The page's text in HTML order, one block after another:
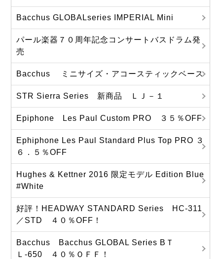
Bacchus GLOBALseries IMPERIAL Mini
パール楽器７０周年記念コンサートバスドラム発
売
Bacchus ミニサイズ・アコースティックベース
STR Sierra Series 新商品 ＬＪ－１
Epiphone Les Paul Custom PRO ３５％OFF
Ephiphone Les Paul Standard Plus Top PRO ３
６．５％OFF
Hughes & Kettner 2016 限定モデル Edition Blue
#White
好評！HEADWAY STANDARD Series HC-311
／STD ４０％OFF！
Bacchus Bacchus GLOBAL Series BＴ
Ｌ-650 ４０％ＯＦＦ！